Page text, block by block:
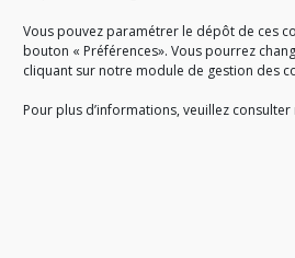
Vous pouvez paramétrer le dépôt de ces
bouton « Préférences». Vous pourrez
cliquant sur notre module de gestion des
Pour plus d’informations, veuillez
valorisation des déchets ménagers et
territoire.
Accueil du